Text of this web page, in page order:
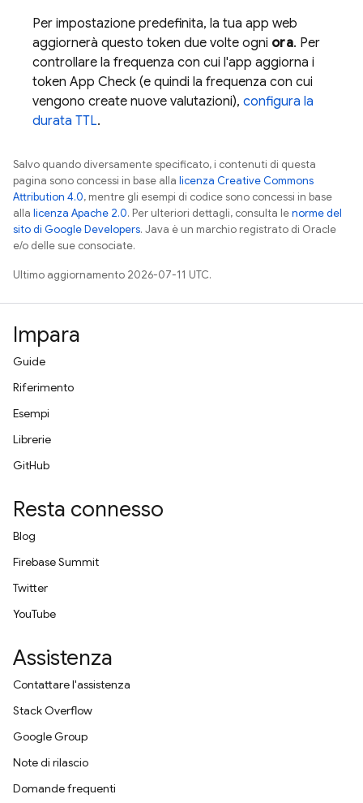
Per impostazione predefinita, la tua app web
aggiornerà questo token due volte ogni ora. Per
controllare la frequenza con cui l'app aggiorna i
token App Check (e quindi la frequenza con cui
vengono create nuove valutazioni), configura la
durata TTL.
Salvo quando diversamente specificato, i contenuti di questa
pagina sono concessi in base alla licenza Creative Commons
Attribution 4.0, mentre gli esempi di codice sono concessi in base
alla licenza Apache 2.0. Per ulteriori dettagli, consulta lenorme del
sito di Google Developers. Java è un marchio registrato di Oracle
e/o delle sue consociate.
Ultimo aggiornamento 2026-07-11 UTC.
Impara
Guide
Riferimento
Esempi
Librerie
GitHub
Resta connesso
Blog
Firebase Summit
Twitter
YouTube
Assistenza
Contattare l'assistenza
Stack Overflow
Google Group
Note di rilascio
Domande frequenti